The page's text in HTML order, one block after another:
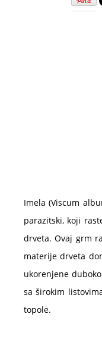
Imela (Viscum
parazitski, koji
drveta. Ovaj grm
materije drveta
ukorenjene
sa širokim
topole.